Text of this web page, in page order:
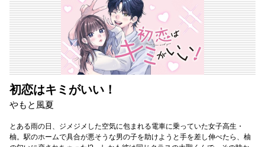
初恋はキミがいい！
やもと風夏
とある雨の日、ジメジメした空気に包まれる電車に乗っていた女子高生・
柚。駅のホームで具合が悪そうな男の子を助けようと手を差し伸べたら、柚